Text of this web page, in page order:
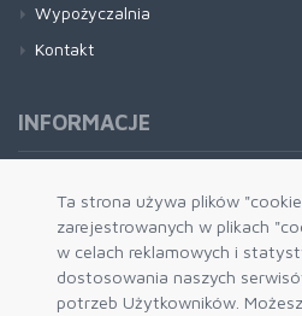
Ta strona używa plików
zarejestrowanych w plikach
w celach reklamowych i
dostosowania naszych
potrzeb Użytkowników.
Wypożyczalnia
Kontakt
INFORMACJE
Formy płatności
Dostawa i wysyłka
Zwrot i wymiana
System rabatowy